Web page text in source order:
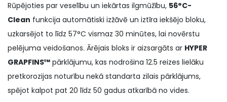
Rūpējoties par veselību un iekārtas ilgmūžību, 56°C-
Clean funkcija automātiski izžāvē un iztīra iekšējo bloku,
uzkarsējot to līdz 57°C vismaz 30 minūtes, lai novērstu
pelējuma veidošanos. Ārējais bloks ir aizsargāts ar HYPER
GRAPFINS™ pārklājumu, kas nodrošina 12.5 reizes lielāku
pretkorozijas noturību nekā standarta zilais pārklājums,
spējot kalpot pat 20 līdz 50 gadus atkarībā no vides.